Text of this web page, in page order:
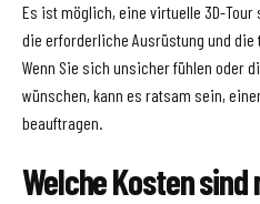
Es ist möglich, eine virtuelle 3D-
die erforderliche Ausrüstung und
Wenn Sie sich unsicher fühlen oder
wünschen, kann es ratsam sein,
beauftragen.
Welche Kosten